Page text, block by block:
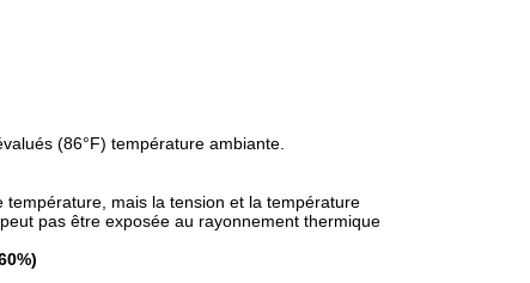
(86°F) température ambiante.
mais la tension et la température
pas être exposée au rayonnement thermique